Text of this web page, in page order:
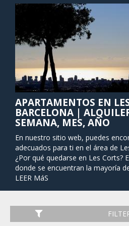
APARTAMENTOS EN
BARCELONA |
SEMANA, MES, AÑO
En nuestro sitio web, puedes
adecuados para ti en el área de
¿Por qué quedarse en Les Corts?
donde se encuentran la mayoría
ciudad, lo que le da a la zona un
deseen dar largos paseos, hacer
por la mañana. Si eres un amante
LEER MáS